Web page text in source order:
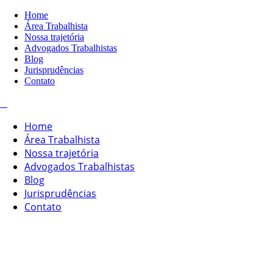
Home
Área Trabalhista
Nossa trajetória
Advogados Trabalhistas
Blog
Jurisprudências
Contato
Home
Área Trabalhista
Nossa trajetória
Advogados Trabalhistas
Blog
Jurisprudências
Contato